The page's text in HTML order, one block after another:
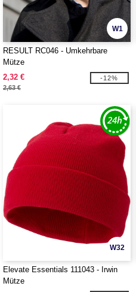
W1
RESULT RC046 - Umkehrbare
Mütze
2,32 €
2,63 €
-12%
W32
Elevate Essentials 111043 - Irwin
Mütze